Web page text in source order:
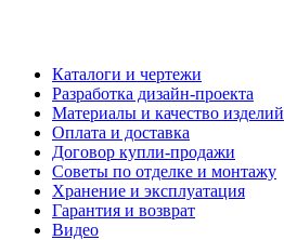
Каталоги и чертежи
Разработка дизайн-проекта
Материалы и качество изделий
Оплата и доставка
Договор купли-продажи
Советы по отделке и монтажу
Хранение и эксплуатация
Гарантия и возврат
Видео